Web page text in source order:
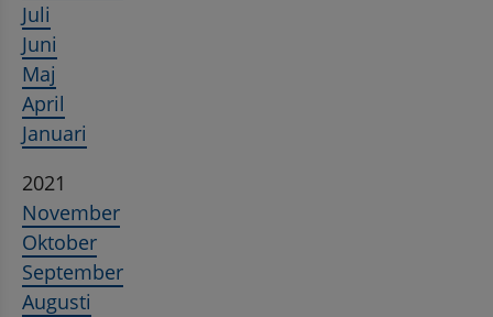
Juli
Juni
Maj
April
Januari
2021
November
Oktober
September
Augusti